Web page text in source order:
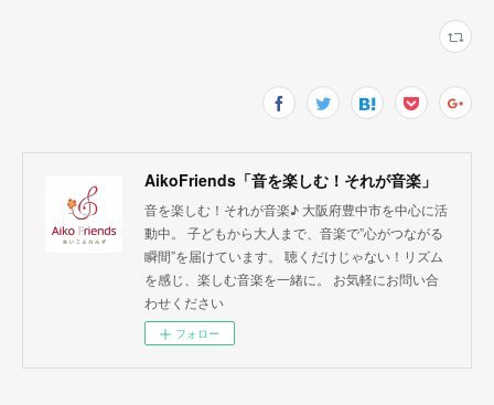
AikoFriends「音を楽しむ！それが音楽」
音を楽しむ！それが音楽♪ 大阪府豊中市を中心に活
動中。 子どもから大人まで、音楽で”心がつながる
瞬間”を届けています。 聴くだけじゃない！リズム
を感じ、楽しむ音楽を一緒に。 お気軽にお問い合
わせください
フォロー